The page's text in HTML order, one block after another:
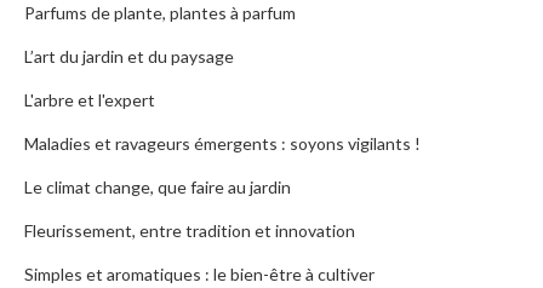
Parfums de plante, plantes à parfum
L’art du jardin et du paysage
L'arbre et l'expert
Maladies et ravageurs émergents : soyons vigilants !
Le climat change, que faire au jardin
Fleurissement, entre tradition et innovation
Simples et aromatiques : le bien-être à cultiver